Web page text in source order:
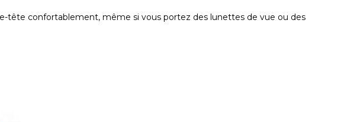
tête confortablement, même si vous portez des lunettes de vue ou des